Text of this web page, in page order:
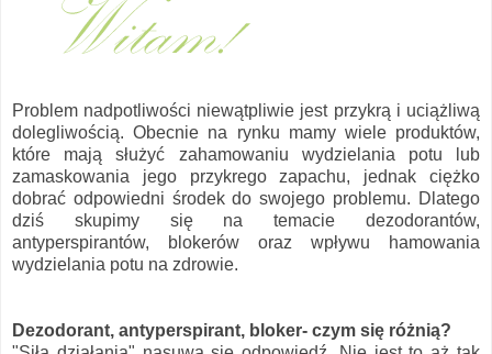
Problem nadpotliwości niewątpliwie jest przykrą i uciążliwą
dolegliwością. Obecnie na rynku mamy wiele produktów,
które mają służyć zahamowaniu wydzielania potu lub
zamaskowania jego przykrego zapachu, jednak ciężko
dobrać odpowiedni środek do swojego problemu. Dlatego
dziś skupimy się na temacie dezodorantów,
antyperspirantów, blokerów oraz wpływu hamowania
wydzielania potu na zdrowie.
Dezodorant, antyperspirant, bloker- czym się różnią?